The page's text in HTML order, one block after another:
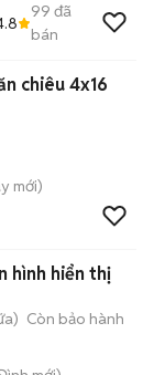
99 đã
bán
chiêu 4x16
mới)
hình hiển thị
Còn bảo hành